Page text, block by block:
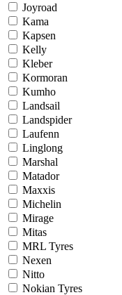
Joyroad
Kama
Kapsen
Kelly
Kleber
Kormoran
Kumho
Landsail
Landspider
Laufenn
Linglong
Marshal
Matador
Maxxis
Michelin
Mirage
Mitas
MRL Tyres
Nexen
Nitto
Nokian Tyres